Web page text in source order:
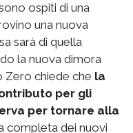
ospiti di una
una nuova
sarà di quella
la nuova dimora
Zero chiede che la
per gli
per tornare alla
completa dei nuovi